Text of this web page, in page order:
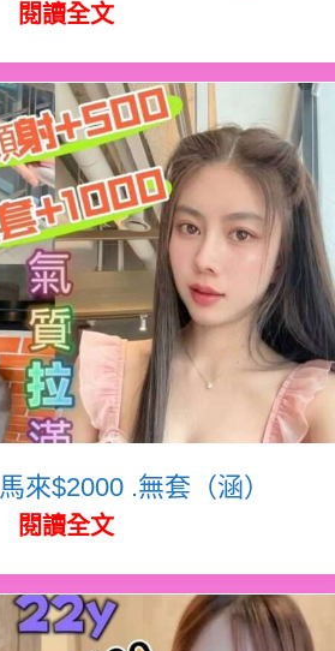
閱讀全文
馬來$2000 .無套（涵）
閱讀全文